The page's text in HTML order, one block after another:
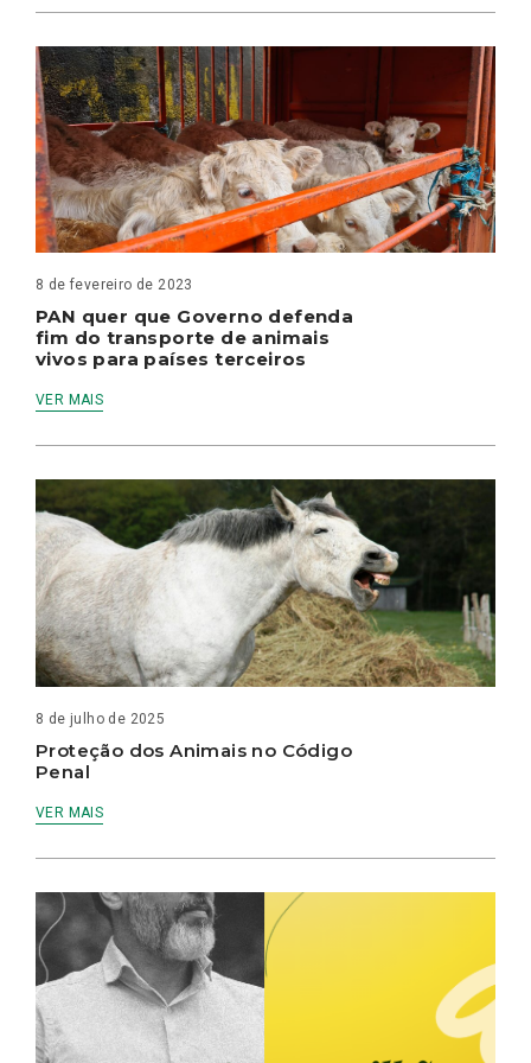
8 de fevereiro de 2023
PAN quer que Governo defenda
fim do transporte de animais
vivos para países terceiros
VER MAIS
8 de julho de 2025
Proteção dos Animais no Código
Penal
VER MAIS